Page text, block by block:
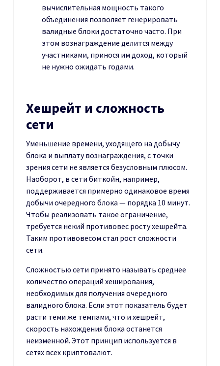
вычислительная мощность такого
объединения позволяет генерировать
валидные блоки достаточно часто. При
этом вознаграждение делится между
участниками, принося им доход, который
не нужно ожидать годами.
Хешрейт и сложность
сети
Уменьшение времени, уходящего на добычу
блока и выплату вознаграждения, с точки
зрения сети не является безусловным плюсом.
Наоборот, в сети биткойн, например,
поддерживается примерно одинаковое время
добычи очередного блока — порядка 10 минут.
Чтобы реализовать такое ограничение,
требуется некий противовес росту хешрейта.
Таким противовесом стал рост сложности
сети.
Сложностью сети принято называть среднее
количество операций хеширования,
необходимых для получения очередного
валидного блока. Если этот показатель будет
расти теми же темпами, что и хешрейт,
скорость нахождения блока останется
неизменной. Этот принцип используется в
сетях всех криптовалют.